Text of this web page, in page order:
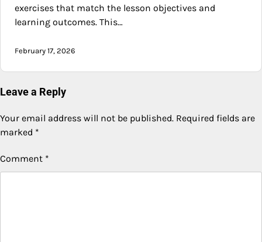
exercises that match the lesson objectives and
learning outcomes. This…
February 17, 2026
Leave a Reply
Your email address will not be published. Required fields are
marked *
Comment *